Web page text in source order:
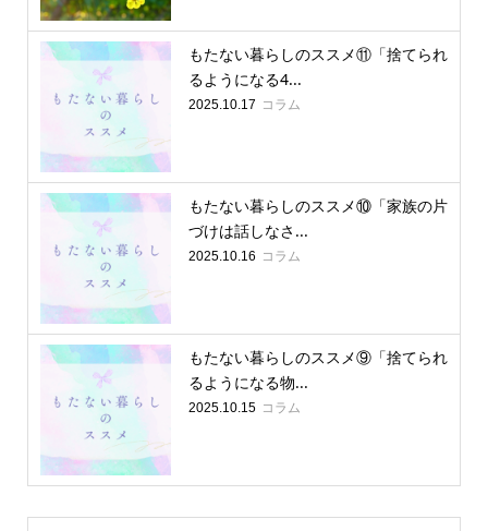
もたない暮らしのススメ⑪「捨てられ
るようになる4...
2025.10.17 コラム
もたない暮らしのススメ⑩「家族の片
づけは話しなさ...
2025.10.16 コラム
もたない暮らしのススメ⑨「捨てられ
るようになる物...
2025.10.15 コラム